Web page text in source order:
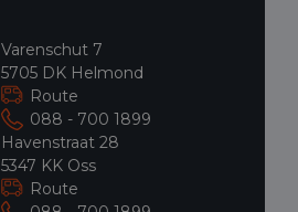
Varenschut 7
5705 DK Helmond
Route
088 - 700 1899
Havenstraat 28
5347 KK Oss
Route